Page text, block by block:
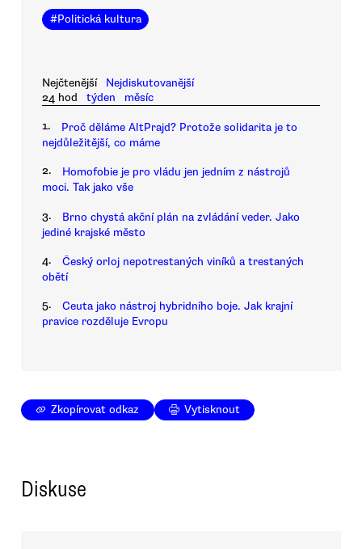
#Politická kultura
Nejčtenější
Nejdiskutovanější
24 hod
týden měsíc
1.
Proč děláme AltPrajd? Protože solidarita je to
nejdůležitější, co máme
2.
Homofobie je pro vládu jen jedním z nástrojů
moci. Tak jako vše
3.
Brno chystá akční plán na zvládání veder. Jako
jediné krajské město
4.
Český orloj nepotrestaných viníků a trestaných
obětí
5.
Ceuta jako nástroj hybridního boje. Jak krajní
pravice rozděluje Evropu
Zkopírovat odkaz Vytisknout
Diskuse